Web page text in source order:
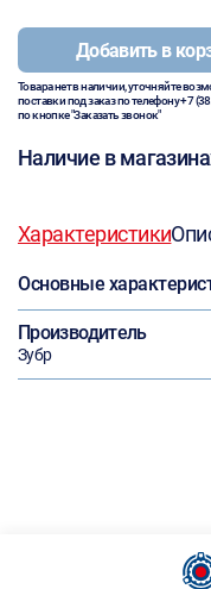
Добавить в
Товара нет в наличии, уточняйте
поставки под заказ по телефону+7
по кнопке "Заказать звонок"
Наличие в
Характеристики
Основные
Производитель
Зубр